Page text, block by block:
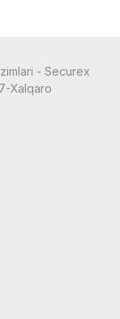
- Securex
Xalqaro